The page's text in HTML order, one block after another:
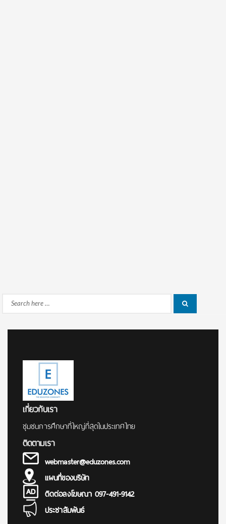
Search
เกี่ยวกับเรา
ชุมชนการศึกษาที่ใหญ่ที่สุดในประเทศไทย
ติดตามเรา
webmaster@eduzones.com
แผนที่ของบริษัท
ติดต่อลงโฆษณา 097-491-9142
ประชาสัมพันธ์